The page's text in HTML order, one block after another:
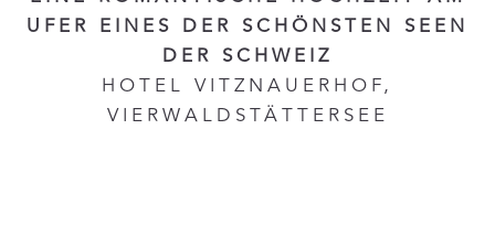
UFER EINES DER SCHÖNSTEN SEEN
DER SCHWEIZ
HOTEL VITZNAUERHOF,
VIERWALDSTÄTTERSEE